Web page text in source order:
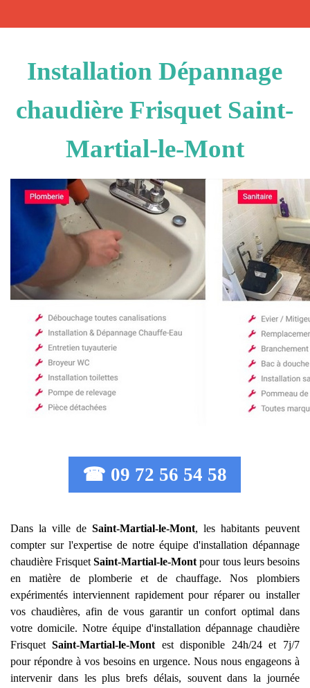
Installation Dépannage
chaudière Frisquet Saint-
Martial-le-Mont
☎ 09 72 56 54 58
Dans la ville de Saint-Martial-le-Mont, les habitants peuvent
compter sur l'expertise de notre équipe d'installation dépannage
chaudière FrisquetSaint-Martial-le-Mont pour tous leurs besoins
en matière de plomberie et de chauffage. Nos plombiers
expérimentés interviennent rapidement pour réparer ou installer
vos chaudières, afin de vous garantir un confort optimal dans
votre domicile. Notre équipe d'installation dépannage chaudière
FrisquetSaint-Martial-le-Mont est disponible 24h/24 et 7j/7
pour répondre à vos besoins en urgence. Nous nous engageons à
intervenir dans les plus brefs délais, souvent dans la journée